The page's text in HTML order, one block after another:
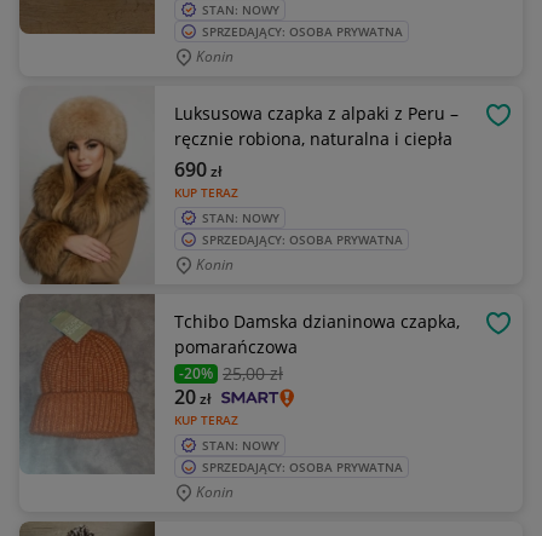
STAN: NOWY
SPRZEDAJĄCY: OSOBA PRYWATNA
Konin
Luksusowa czapka z alpaki z Peru –
ręcznie robiona, naturalna i ciepła
KUP TERAZ
690zł
STAN: NOWY
SPRZEDAJĄCY: OSOBA PRYWATNA
Konin
Tchibo Damska dzianinowa czapka,
pomarańczowa
-20% 25,00 zł
KUP TERAZ
20zł
STAN: NOWY
SPRZEDAJĄCY: OSOBA PRYWATNA
Konin